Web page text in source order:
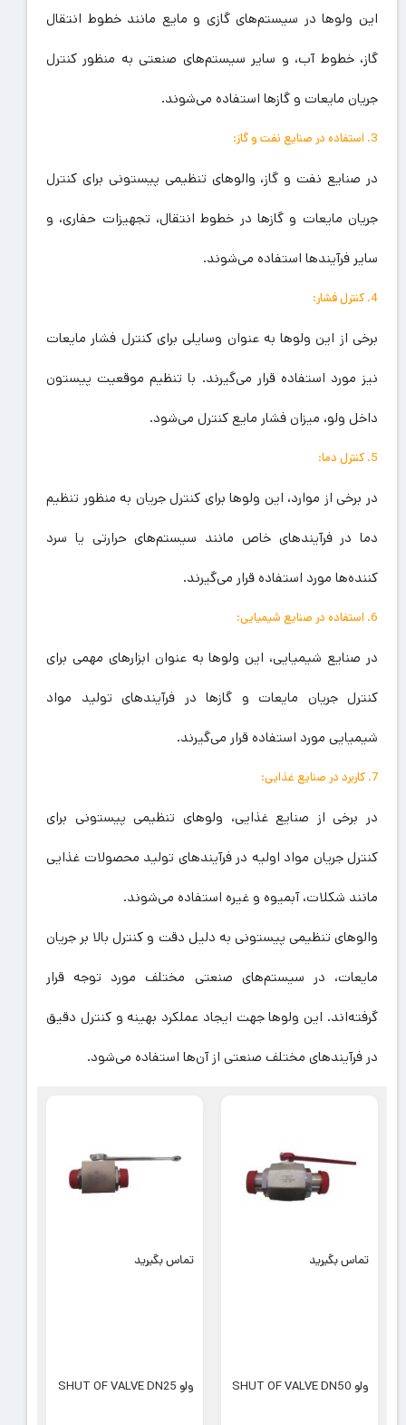
این ولوها در سیستم‌های گازی و مایع مانند خطوط انتقال
گاز، خطوط آب، و سایر سیستم‌های صنعتی به منظور کنترل
جریان مایعات و گازها استفاده می‌شوند.
3. استفاده در صنایع نفت و گاز:
در صنایع نفت و گاز، والوهای تنظیمی پیستونی برای کنترل
جریان مایعات و گازها در خطوط انتقال، تجهیزات حفاری، و
سایر فرآیندها استفاده می‌شوند.
4. کنترل فشار:
برخی از این ولوها به عنوان وسایلی برای کنترل فشار مایعات
نیز مورد استفاده قرار می‌گیرند. با تنظیم موقعیت پیستون
داخل ولو، میزان فشار مایع کنترل می‌شود.
5. کنترل دما:
در برخی از موارد، این ولوها برای کنترل جریان به منظور تنظیم
دما در فرآیندهای خاص مانند سیستم‌های حرارتی یا سرد
کننده‌ها مورد استفاده قرار می‌گیرند.
6. استفاده در صنایع شیمیایی:
در صنایع شیمیایی، این ولوها به عنوان ابزارهای مهمی برای
کنترل جریان مایعات و گازها در فرآیندهای تولید مواد
شیمیایی مورد استفاده قرار می‌گیرند.
7. کاربرد در صنایع غذایی:
در برخی از صنایع غذایی، ولوهای تنظیمی پیستونی برای
کنترل جریان مواد اولیه در فرآیندهای تولید محصولات غذایی
مانند شکلات، آبمیوه و غیره استفاده می‌شوند.
والوهای تنظیمی پیستونی به دلیل دقت و کنترل بالا بر جریان
مایعات، در سیستم‌های صنعتی مختلف مورد توجه قرار
گرفته‌اند. این ولوها جهت ایجاد عملکرد بهینه و کنترل دقیق
در فرآیندهای مختلف صنعتی از آن‌ها استفاده می‌شود.
تماس بگیرید
ولو SHUT OF VALVE DN50
تماس بگیرید
ولو SHUT OF VALVE DN25